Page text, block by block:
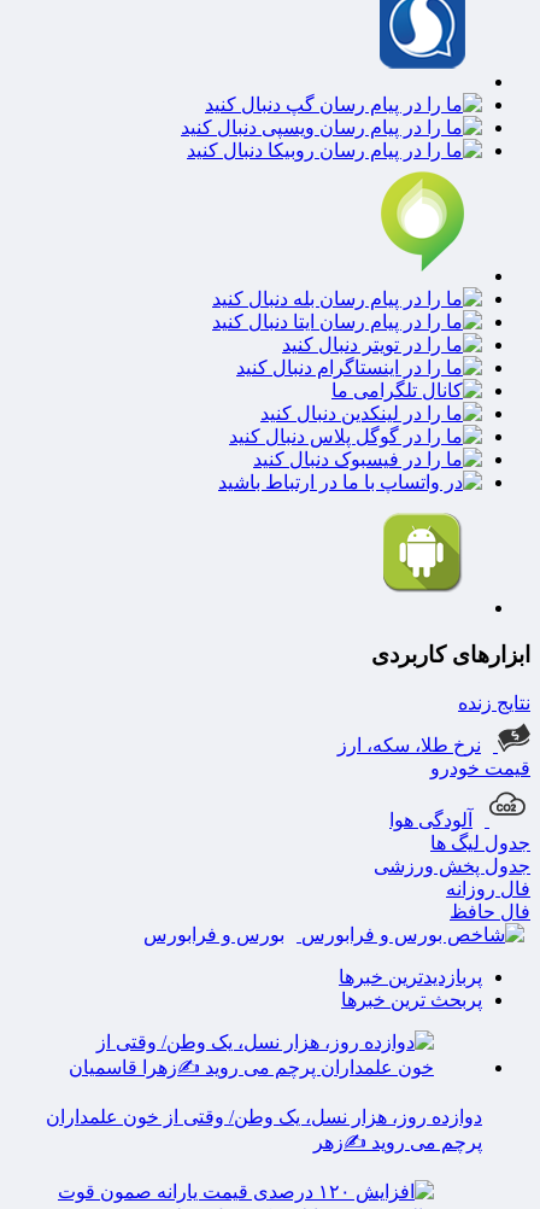
ابزارهای کاربردی
نتایج زنده
نرخ طلا، سکه، ارز
قیمت خودرو
آلودگی هوا
جدول لیگ ها
جدول پخش ورزشی
فال روزانه
فال حافظ
بورس و فرابورس
پربازدیدترین خبرها
پربحث ترین خبرها
دوازده روز، هزار نسل، یک وطن/ وقتی از خون علمداران
پرچم می روید ✍️زهر